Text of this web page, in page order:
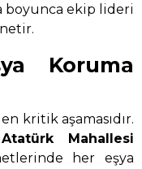
boyunca ekip lideri
Koruma
kritik aşamasıdır.
Mahallesi
her eşya